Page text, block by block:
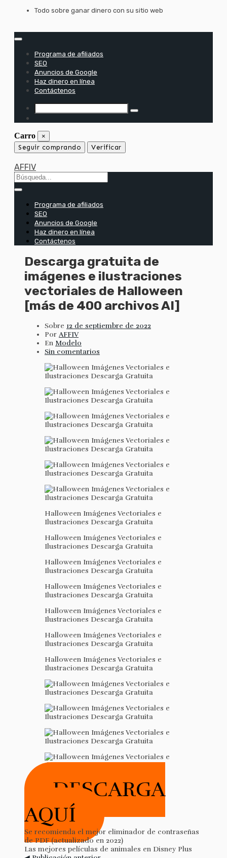
saltar
Todo sobre ganar dinero con su sitio web
Programa de afiliados
SEO
Anuncios de Google
Haz dinero en línea
Contáctenos
Carro ×
Seguir comprando Verificar
AFFIV
Programa de afiliados
SEO
Anuncios de Google
Haz dinero en línea
Contáctenos
Descarga gratuita de
imágenes e ilustraciones
vectoriales de Halloween
[más de 400 archivos AI]
Sobre 12 de septiembre de 2022
Por AFFIV
En Modelo
Sin comentarios
DESCARGA
AQUÍ
Se recomienda el mejor eliminador de contraseñas
de PDF (actualizado en 2022)
Las mejores películas de animales en Disney Plus